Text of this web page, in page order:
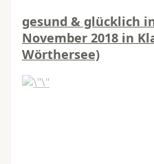
gesund & glücklich
November 2018 in
Wörthersee)